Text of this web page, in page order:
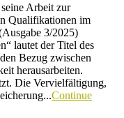
Arbeit zur
Qualifikationen im
3/2025)
lautet der Titel des
Bezug zwischen
herausarbeiten.
Die Vervielfältigung,
Continue